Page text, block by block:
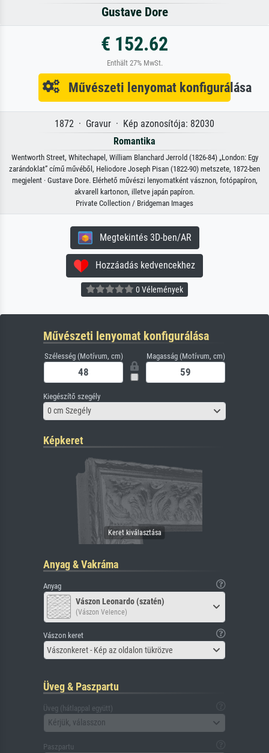
Gustave Dore
€ 152.62
Enthält 27% MwSt.
Művészeti lenyomat konfigurálása
1872 · Gravur · Kép azonosítója: 82030
Romantika
Wentworth Street, Whitechapel, William Blanchard Jerrold (1826-84) „London: Egy
zarándoklat” című művéből, Heliodore Joseph Pisan (1822-90) metszete, 1872-ben
megjelent · Gustave Dore. Elérhető művészi lenyomatként vásznon, fotópapíron,
akvarell kartonon, illetve japán papíron.
Private Collection / Bridgeman Images
Megtekintés 3D-ben/AR
Hozzáadás kedvencekhez
0 Vélemények
Művészeti lenyomat konfigurálása
Szélesség (Motívum, cm) Magasság (Motívum, cm)
Kiegészítő szegély
0 cm Szegély
Képkeret
Anyag & Vakráma
Anyag
Vászon Leonardo (szatén)
(Vászon Velence)
Vászon keret
Vászonkeret - Kép az oldalon tükrözve
Üveg & Paszpartu
Üveg (hátlappal együtt)
Kérjük, válasszon
Paszpartu